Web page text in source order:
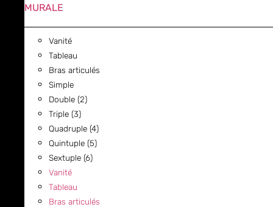
MURALE
Vanité
Tableau
Bras articulés
Simple
Double (2)
Triple (3)
Quadruple (4)
Quintuple (5)
Sextuple (6)
Vanité
Tableau
Bras articulés